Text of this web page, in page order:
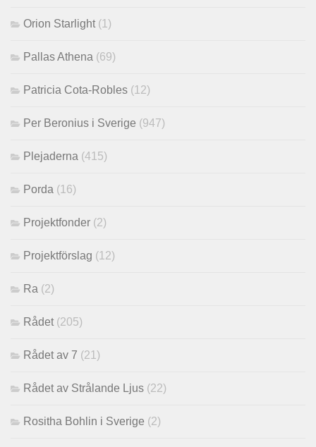
Orion Starlight (1)
Pallas Athena (69)
Patricia Cota-Robles (12)
Per Beronius i Sverige (947)
Plejaderna (415)
Porda (16)
Projektfonder (2)
Projektförslag (12)
Ra (2)
Rådet (205)
Rådet av 7 (21)
Rådet av Strålande Ljus (22)
Rositha Bohlin i Sverige (2)